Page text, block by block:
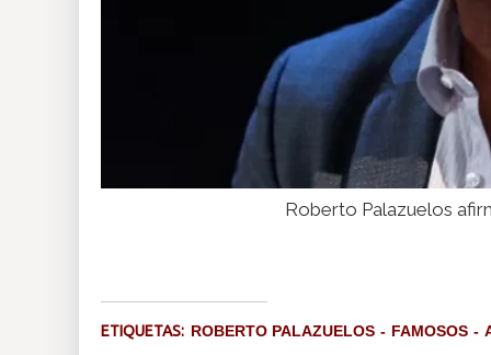
Roberto Palazuelos
ETIQUETAS: ROBERTO PALAZUELOS FAMOSOS